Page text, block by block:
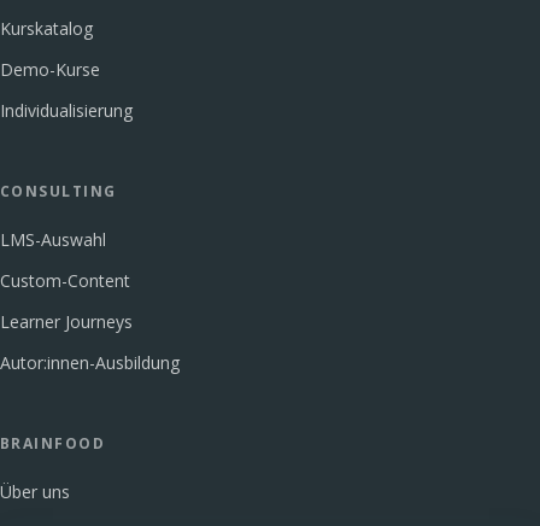
Kurskatalog
Demo-Kurse
Individualisierung
CONSULTING
LMS-Auswahl
Custom-Content
Learner Journeys
Autor:innen-Ausbildung
BRAINFOOD
Über uns